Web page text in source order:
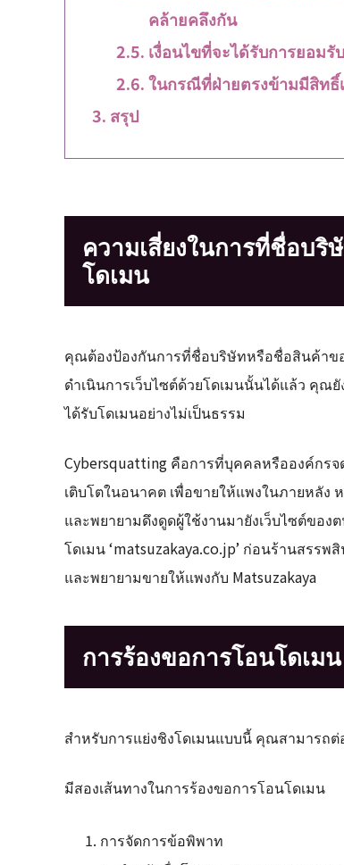
คล้ายคลึงกัน
เงื่อนไขที่จะได้รับการยอม
ในกรณีที่ฝ่ายตรงข้ามมีสิทธิ์
สรุป
ความเสี่ยงในการที่ชื่อบ
โดเมน
คุณต้องป้องกันการที่ชื่อบริษัทหรือชื่อสินค้า
ดำเนินการเว็บไซต์ด้วยโดเมนนั้นได้แล้ว คุณ
ได้รับโดเมนอย่างไม่เป็นธรรม
Cybersquatting คือการที่บุคคลหรือองค์กร
เติบโตในอนาคต เพื่อขายให้แพงในภายหลัง
และพยายามดึงดูดผู้ใช้งานมายังเว็บไซต์ขอ
โดเมน ‘matsuzakaya.co.jp’ ก่อนร้านสรร
และพยายามขายให้แพงกับ Matsuzakaya
การร้องขอการโอนโดเมน
สำหรับการแย่งชิงโดเมนแบบนี้ คุณสามารถต่
มีสองเส้นทางในการร้องขอการโอนโดเมน
การจัดการข้อพิพาท